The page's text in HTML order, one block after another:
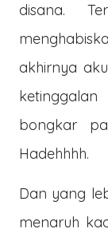
disana.
akhirnya
bongkar
Hadehhhh.
Dan yang
menaruh